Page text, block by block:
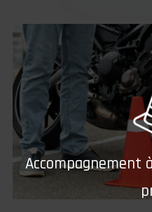
Accompagnement